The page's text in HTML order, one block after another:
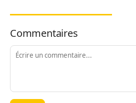
Commentaires